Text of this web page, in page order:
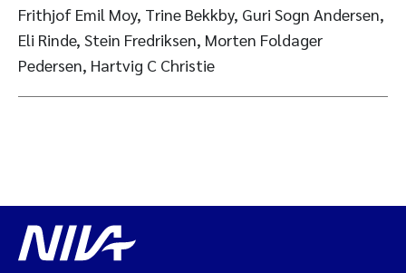
Frithjof Emil Moy, Trine Bekkby, Guri Sogn Andersen,
Eli Rinde, Stein Fredriksen, Morten Foldager
Pedersen, Hartvig C Christie